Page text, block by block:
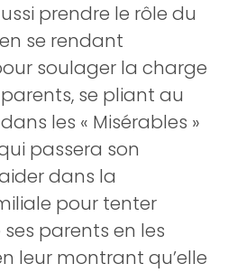
prendre le rôle du
se rendant
soulager la charge
se pliant au
les « Misérables »
passera son
dans la
pour tenter
parents en les
leur montrant qu’elle